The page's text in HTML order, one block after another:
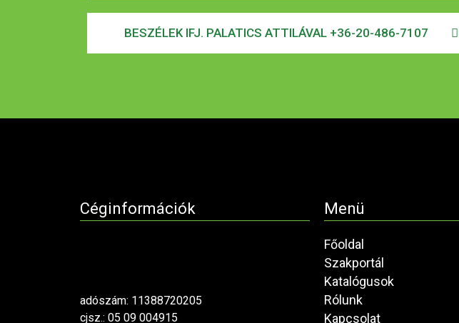
BESZÉLEK IFJ. PALATICS ATTILÁVAL +36-20-486-7107
Céginformációk
adószám: 11388720205
cjsz.: 05 09 004915
Menü
Főoldal
Szakportál
Katalógusok
Rólunk
Kapcsolat